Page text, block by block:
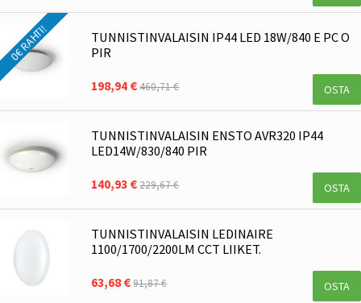
0€ RAHTI!
TUNNISTINVALAISIN IP44 LED 18W/840 E PC O
PIR
198,94 €460,71 € OSTA
TUNNISTINVALAISIN ENSTO AVR320 IP44
LED14W/830/840 PIR
140,93 €229,67 € OSTA
TUNNISTINVALAISIN LEDINAIRE
1100/1700/2200LM CCT LIIKET.
63,68 €91,87 € OSTA